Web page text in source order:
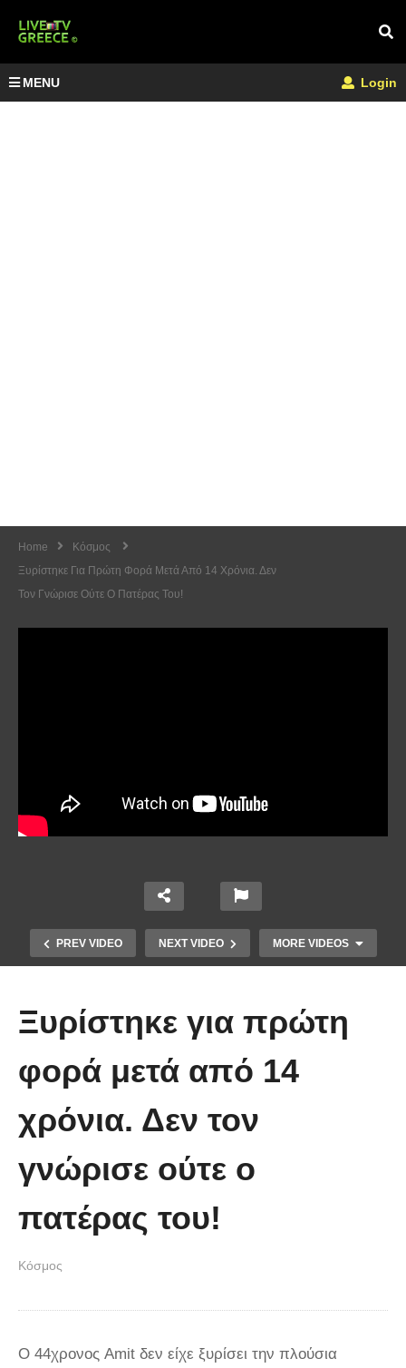
MENU Login
Home
Κόσμος
Ξυρίστηκε Για Πρώτη Φορά Μετά Από 14 Χρόνια. Δεν
Τον Γνώρισε Ούτε Ο Πατέρας Του!
PREV VIDEO NEXT VIDEO MORE VIDEOS
Οι 5 Γιατροί Κρύφτηκαν πίσω από
όταν έπεσε απλά ΔΕΝ περιγράφεται!
Ξυρίστηκε για πρώτη
φορά μετά από 14
χρόνια. Δεν τον
γνώρισε ούτε ο
πατέρας του!
Κόσμος
Ο 44χρονος Amit δεν είχε ξυρίσει την πλούσια